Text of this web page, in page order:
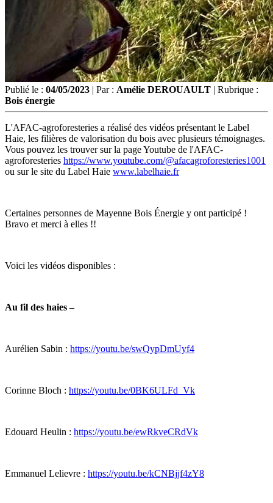
Publié le : 04/05/2023 | Par : Amélie DEROUAULT | Rubrique :
Bois énergie
L'AFAC-agroforesteries a réalisé des vidéos présentant le Label
Haie, les filières de valorisation du bois avec plusieurs témoignages.
Vous pouvez les trouver sur la page Youtube de l'AFAC-
agroforesteries https://www.youtube.com/@afacagroforesteries1001
ou sur le site du Label Haie www.labelhaie.fr
Certaines personnes de Mayenne Bois Énergie y ont participé !
Bravo et merci à elles !!
Voici les vidéos disponibles :
Au fil des haies –
Aurélien Sabin : https://youtu.be/swQypDmUyf4
Corinne Bloch : https://youtu.be/0BK6ULFd_Vk
Edouard Heulin : https://youtu.be/ewRkveCRdVk
Emmanuel Lelievre : https://youtu.be/kCNBjjf4zY8